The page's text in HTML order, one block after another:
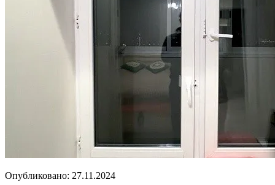
Опубликовано: 27.11.2024